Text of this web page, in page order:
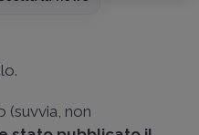
(suvvia, non